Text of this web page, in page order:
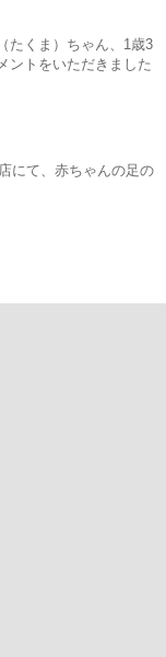
たくま）ちゃん、1歳3
ントをいただきました
にて、赤ちゃんの足の